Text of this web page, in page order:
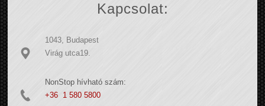
Kapcsolat:
1043, Budapest
Virág utca19.
NonStop hívható szám:
+36 1 580 5800